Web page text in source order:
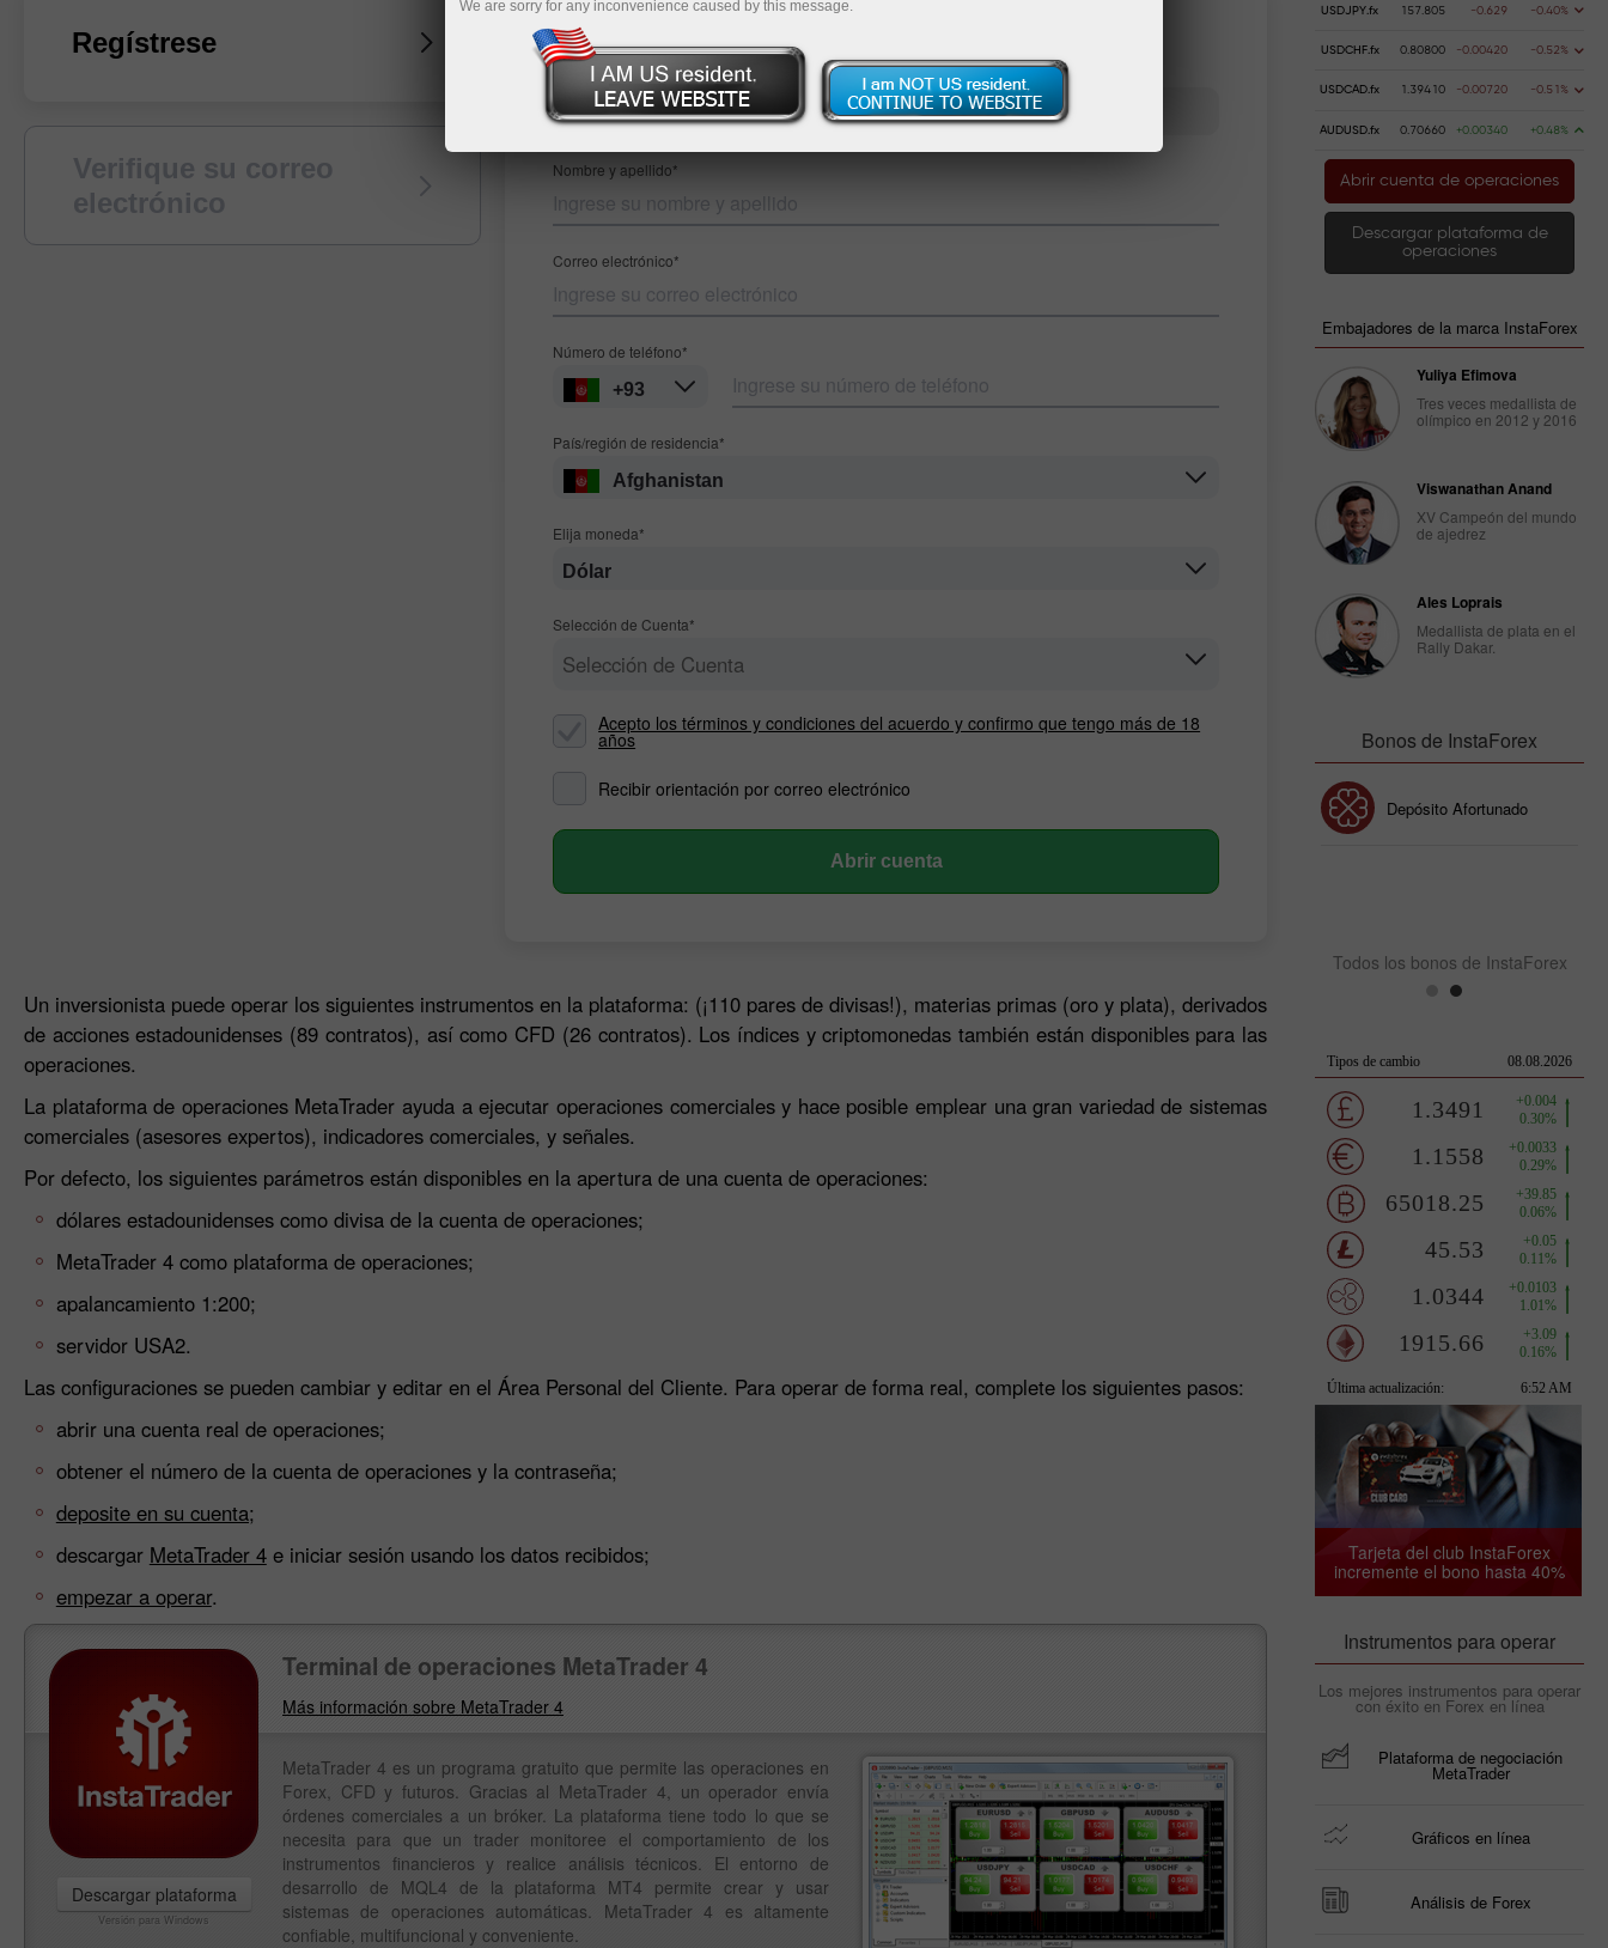
Regístrese Regístrese
MT4 MT5
Nombre y apellido*
Correo electrónico*
Número de teléfono*
+93
País/región de residencia*
Afghanistan
Elija moneda*
Dólar
Selección de Cuenta*
Selección de Cuenta
Acepto los términos y condiciones del acuerdo y confirmo que tengo más de 18
años
Recibir orientación por correo electrónico
Abrir cuenta
Verifique su correo
electrónico
Un inversionista puede operar los siguientes instrumentos en la plataforma: (¡110 pares de divisas!), materias primas (oro y plata), derivados
de acciones estadounidenses (89 contratos), así como CFD (26 contratos). Los índices y criptomonedas también están disponibles para las
operaciones.
La plataforma de operaciones MetaTrader ayuda a ejecutar operaciones comerciales y hace posible emplear una gran variedad de sistemas
comerciales (asesores expertos), indicadores comerciales, y señales.
Por defecto, los siguientes parámetros están disponibles en la apertura de una cuenta de operaciones:
dólares estadounidenses como divisa de la cuenta de operaciones;
MetaTrader 4 como plataforma de operaciones;
apalancamiento 1:200;
servidor USA2.
Las configuraciones se pueden cambiar y editar en el Área Personal del Cliente. Para operar de forma real, complete los siguientes pasos:
abrir una cuenta real de operaciones;
obtener el número de la cuenta de operaciones y la contraseña;
deposite en su cuenta;
descargar MetaTrader 4e iniciar sesión usando los datos recibidos;
empezar a operar.
Descargar plataforma
Versión para Windows
Terminal de operaciones MetaTrader 4
Más información sobre MetaTrader 4
MetaTrader 4 es un programa gratuito que permite las operaciones en
Forex, CFD y futuros. Gracias al MetaTrader 4, un operador envía
órdenes comerciales a un bróker. La plataforma tiene todo lo que se
necesita para que un trader monitoree el comportamiento de los
instrumentos financieros y realice análisis técnicos. El entorno de
desarrollo de MQL4 de la plataforma MT4 permite crear y usar
sistemas de operaciones automáticas. MetaTrader 4 es altamente
confiable, multifuncional y conveniente.
USDJPY.fx 157.805 -0.629 -0.40%
USDCHF.fx 0.80800 -0.00420 -0.52%
USDCAD.fx 1.39410 -0.00720 -0.51%
AUDUSD.fx 0.70660 +0.00340 +0.48%
Abrir cuenta de operaciones
Descargar plataforma de
operaciones
Embajadores de la marca InstaForex
Yuliya Efimova
Tres veces medallista de
olímpico en 2012 y 2016
Viswanathan Anand
XV Campeón del mundo
de ajedrez
Ales Loprais
Medallista de plata en el
Rally Dakar.
Bonos de InstaForex
Bono de 30%
Bono del Club InstaForex
Depósito Afortunado
Todos los bonos de InstaForex
Tarjeta del club InstaForex
incremente el bono hasta 40%
Instrumentos para operar
Los mejores instrumentos para operar
con éxito en Forex en línea
Plataforma de negociación
MetaTrader
Gráficos en línea
Análisis de Forex
We are sorry for any inconvenience caused by this message.